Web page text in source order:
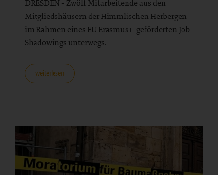
DRESDEN - Zwölf Mitarbeitende aus den
Mitgliedshäusern der Himmlischen Herbergen
im Rahmen eines EU Erasmus+-geförderten Job-
Shadowings unterwegs.
weiterlesen